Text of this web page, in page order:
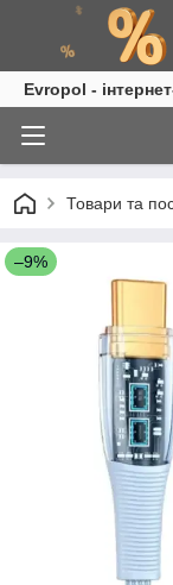
Evropol -
Товари та
–9%